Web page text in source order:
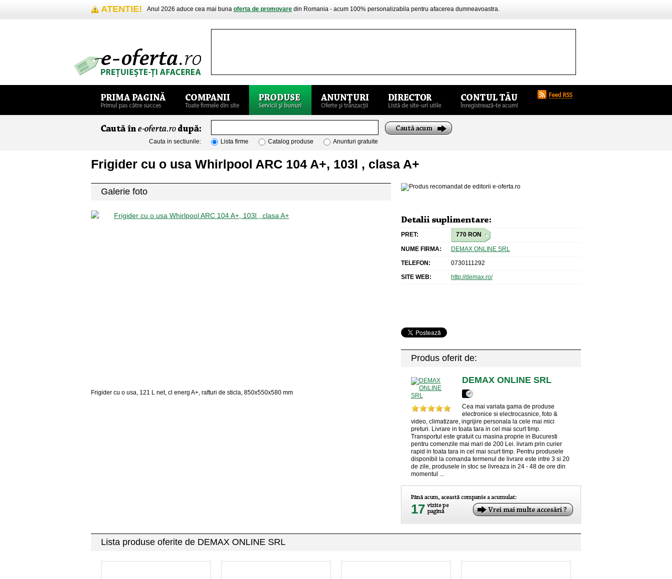
ATENTIE! Anul 2026 aduce cea mai buna oferta de promovare din Romania - acum 100% personalizabila pentru afacerea dumneavoastra.
Cauta in sectiunile: Lista firme Catalog produse Anunturi gratuite
Frigider cu o usa Whirlpool ARC 104 A+, 103l , clasa A+
Galerie foto
Frigider cu o usa, 121 L net, cl energ A+, rafturi de sticla, 850x550x580 mm
PRET: 770 RON
NUME FIRMA:
DEMAX ONLINE SRL
TELEFON:
0730111292
SITE WEB:
http://demax.ro/
Produs oferit de:
DEMAX ONLINE SRL
Cea mai variata gama de produse
electronice si electrocasnice, foto &
video, climatizare, ingrijire personala la cele mai mici
preturi. Livrare in toata tara in cel mai scurt timp.
Transportul este gratuit cu masina proprie in Bucuresti
pentru comenzile mai mari de 200 Lei. livram prin curier
rapid in toata tara in cel mai scurt timp. Pentru produsele
disponibil la comanda termenul de livrare este intre 3 si 20
de zile, produsele in stoc se livreaza in 24 - 48 de ore din
momentul ...
17
Lista produse oferite de DEMAX ONLINE SRL